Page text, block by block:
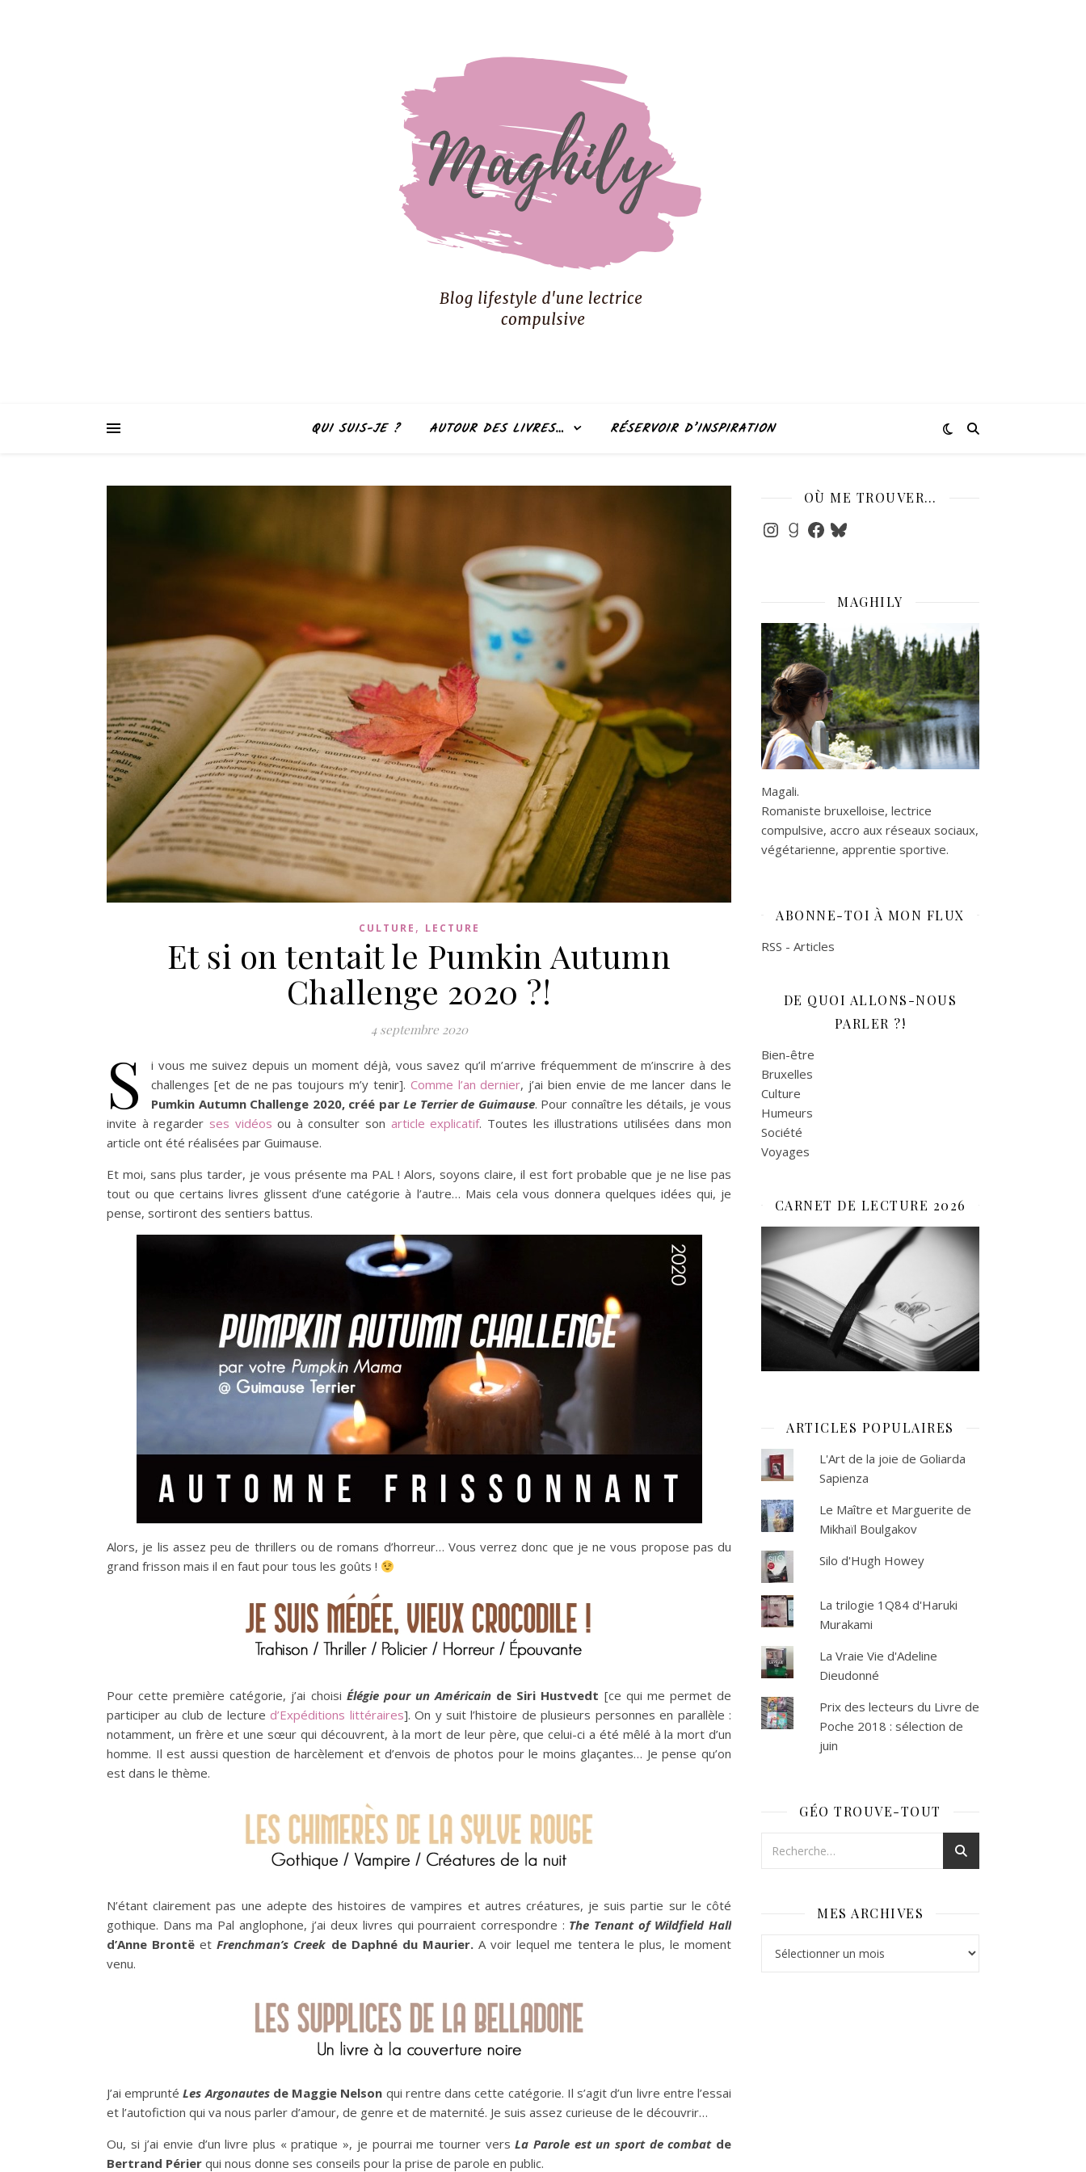
QUI SUIS-JE ? AUTOUR DES LIVRES… RÉSERVOIR D’INSPIRATION
CULTURE , LECTURE
Et si on tentait le Pumkin Autumn
Challenge 2020 ?!
4 septembre 2020
S
i vous me suivez depuis un moment déjà, vous savez qu’il m’arrive fréquemment de m’inscrire à des
challenges [et de ne pas toujours m’y tenir]. Comme l’an dernier, j’ai bien envie de me lancer dans le
Pumkin Autumn Challenge 2020, créé parLe Terrier de Guimause. Pour connaître les détails, je vous
invite à regarder ses vidéos ou à consulter son article explicatif. Toutes les illustrations utilisées dans mon
article ont été réalisées par Guimause.
Et moi, sans plus tarder, je vous présente ma PAL ! Alors, soyons claire, il est fort probable que je ne lise pas
tout ou que certains livres glissent d’une catégorie à l’autre… Mais cela vous donnera quelques idées qui, je
pense, sortiront des sentiers battus.
Alors, je lis assez peu de thrillers ou de romans d’horreur… Vous verrez donc que je ne vous propose pas du
grand frisson mais il en faut pour tous les goûts !
Pour cette première catégorie, j’ai choisi Élégie pour un Américain de Siri Hustvedt [ce qui me permet de
participer au club de lecture d’Expéditions littéraires]. On y suit l’histoire de plusieurs personnes en parallèle :
notamment, un frère et une sœur qui découvrent, à la mort de leur père, que celui-ci a été mêlé à la mort d’un
homme. Il est aussi question de harcèlement et d’envois de photos pour le moins glaçantes… Je pense qu’on
est dans le thème.
N’étant clairement pas une adepte des histoires de vampires et autres créatures, je suis partie sur le côté
gothique. Dans ma Pal anglophone, j’ai deux livres qui pourraient correspondre : The Tenant of Wildfield Hall
d’Anne Brontë etFrenchman’s Creek de Daphné du Maurier.A voir lequel me tentera le plus, le moment
venu.
J’ai empruntéLes Argonautesde Maggie Nelson qui rentre dans cette catégorie. Il s’agit d’un livre entre l’essai
et l’autofiction qui va nous parler d’amour, de genre et de maternité. Je suis assez curieuse de le découvrir…
Ou, si j’ai envie d’un livre plus « pratique », je pourrai me tourner versLa Parole est un sport de combatde
Bertrand Périer qui nous donne ses conseils pour la prise de parole en public.
OÙ ME TROUVER…
Instagram
Goodreads
Facebook
Bluesky
MAGHILY
Magali.
Romaniste bruxelloise, lectrice
compulsive, accro aux réseaux sociaux,
végétarienne, apprentie sportive.
ABONNE-TOI À MON FLUX
RSS - Articles
DE QUOI ALLONS-NOUS
PARLER ?!
Bien-être
Bruxelles
Culture
Humeurs
Société
Voyages
CARNET DE LECTURE 2026
ARTICLES POPULAIRES
L'Art de la joie de Goliarda
Sapienza
Le Maître et Marguerite de
Mikhaïl Boulgakov
Silo d'Hugh Howey
La trilogie 1Q84 d'Haruki
Murakami
La Vraie Vie d'Adeline
Dieudonné
Prix des lecteurs du Livre de
Poche 2018 : sélection de
juin
GÉO TROUVE-TOUT
MES ARCHIVES